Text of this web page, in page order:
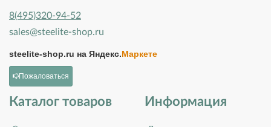
8(495)320-94-52
sales@steelite-shop.ru
steelite-shop.ru на Яндекс.Маркете
Пожаловаться
Каталог товаров Информация